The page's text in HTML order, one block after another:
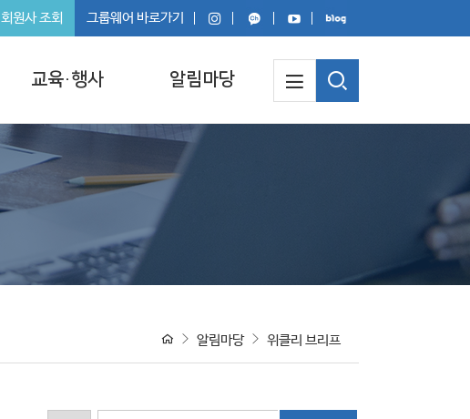
교육·행사 알림마당
회원사 조회 그룹웨어 바로가기
알림마당 위클리 브리프